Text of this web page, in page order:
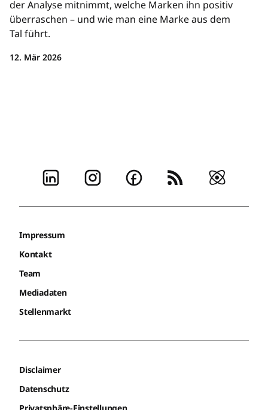
der Analyse mitnimmt, welche Marken ihn positiv
überraschen – und wie man eine Marke aus dem
Tal führt.
12. Mär 2026
Impressum
Kontakt
Team
Mediadaten
Stellenmarkt
Disclaimer
Datenschutz
Privatsphäre-Einstellungen